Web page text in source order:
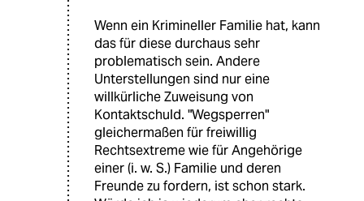
Wenn ein Krimineller Familie hat, kann
das für diese durchaus sehr
problematisch sein. Andere
Unterstellungen sind nur eine
willkürliche Zuweisung von
Kontaktschuld. "Wegsperren"
gleichermaßen für freiwillig
Rechtsextreme wie für Angehörige
einer (i. w. S.) Familie und deren
Freunde zu fordern, ist schon stark.